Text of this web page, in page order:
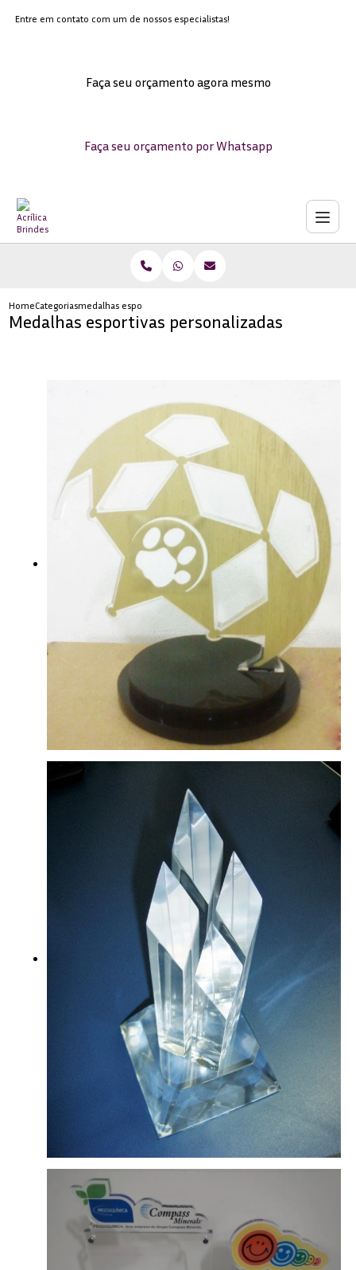
Entre em contato com um de nossos especialistas!
Faça seu orçamento agora mesmo
Faça seu orçamento por Whatsapp
HomeCategoriasmedalhas esportivas personalizadas
Medalhas esportivas personalizadas